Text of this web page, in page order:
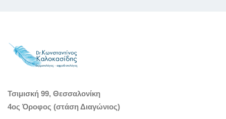
Τσιμισκή 99, Θεσσαλονίκη
4ος Όροφος (στάση Διαγώνιος)